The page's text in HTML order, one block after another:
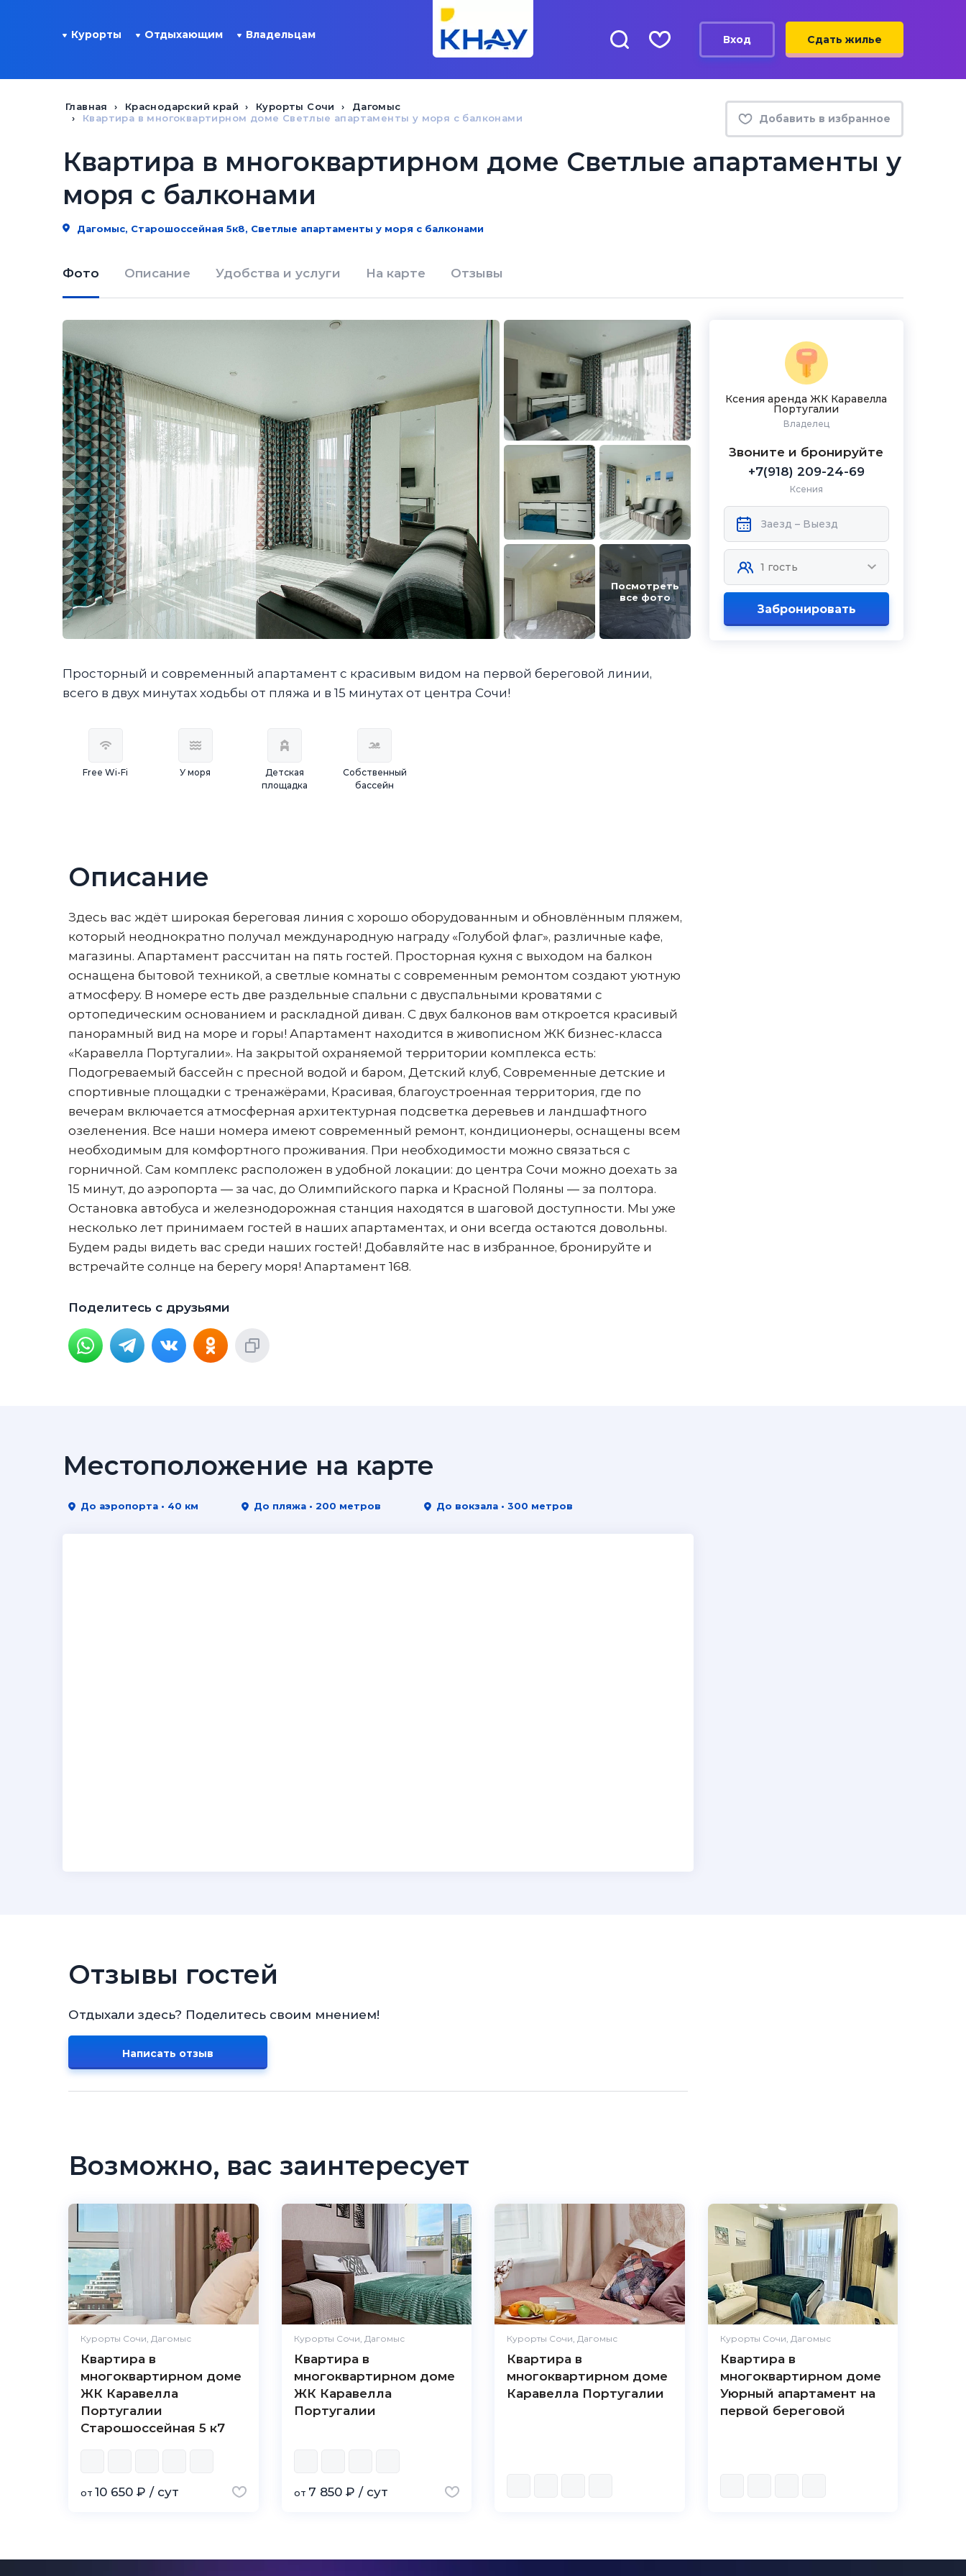
Курорты Отдыхающим Владельцам Вход Сдать жилье
Главная Краснодарский край Курорты Сочи
Дагомыс
Квартира в многоквартирном доме Светлые апартаменты у моря с балконами
Добавить в избранное
Квартира в многоквартирном доме Светлые апартаменты у
моря с балконами
Дагомыс, Старошоссейная 5к8, Светлые апартаменты у моря с балконами
Фото Описание Удобства и услуги На карте Отзывы
Посмотреть
все фото
Ксения аренда ЖК Каравелла
Португалии
Владелец
Звоните и бронируйте
+7(918) 209-24-69
Ксения
Забронировать
Просторный и современный апартамент с красивым видом на первой береговой линии,
всего в двух минутах ходьбы от пляжа и в 15 минутах от центра Сочи!
Free Wi-Fi У моря
Детская
площадка
Собственный
бассейн
Описание
Здесь вас ждёт широкая береговая линия с хорошо оборудованным и обновлённым пляжем,
который неоднократно получал международную награду «Голубой флаг», различные кафе,
магазины. Апартамент рассчитан на пять гостей. Просторная кухня с выходом на балкон
оснащена бытовой техникой, а светлые комнаты с современным ремонтом создают уютную
атмосферу. В номере есть две раздельные спальни с двуспальными кроватями с
ортопедическим основанием и раскладной диван. С двух балконов вам откроется красивый
панорамный вид на море и горы! Апартамент находится в живописном ЖК бизнес-класса
«Каравелла Португалии». На закрытой охраняемой территории комплекса есть:
Подогреваемый бассейн с пресной водой и баром, Детский клуб, Современные детские и
спортивные площадки с тренажёрами, Красивая, благоустроенная территория, где по
вечерам включается атмосферная архитектурная подсветка деревьев и ландшафтного
озеленения. Все наши номера имеют современный ремонт, кондиционеры, оснащены всем
необходимым для комфортного проживания. При необходимости можно связаться с
горничной. Сам комплекс расположен в удобной локации: до центра Сочи можно доехать за
15 минут, до аэропорта — за час, до Олимпийского парка и Красной Поляны — за полтора.
Остановка автобуса и железнодорожная станция находятся в шаговой доступности. Мы уже
несколько лет принимаем гостей в наших апартаментах, и они всегда остаются довольны.
Будем рады видеть вас среди наших гостей! Добавляйте нас в избранное, бронируйте и
встречайте солнце на берегу моря! Апартамент 168.
Поделитесь с друзьями
Местоположение на карте
До аэропорта • 40 км До пляжа • 200 метров До вокзала • 300 метров
Отзывы гостей
Отдыхали здесь? Поделитесь своим мнением!
Написать отзыв
Возможно, вас заинтересует
Курорты Сочи, Дагомыс
Квартира в
многоквартирном доме
ЖК Каравелла
Португалии
Старошоссейная 5 к7
от 10 650 ₽ / сут
Курорты Сочи, Дагомыс
Квартира в
многоквартирном доме
ЖК Каравелла
Португалии
от 7 850 ₽ / сут
Курорты Сочи, Дагомыс
Квартира в
многоквартирном доме
Каравелла Португалии
Курорты Сочи, Дагомыс
Квартира в
многоквартирном доме
Уюрный апартамент на
первой береговой